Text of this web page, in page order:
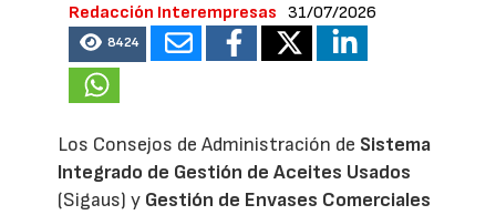
Redacción Interempresas 31/07/2026
8424
Los Consejos de Administración de Sistema
Integrado de Gestión de Aceites Usados
(Sigaus) y Gestión de Envases Comerciales